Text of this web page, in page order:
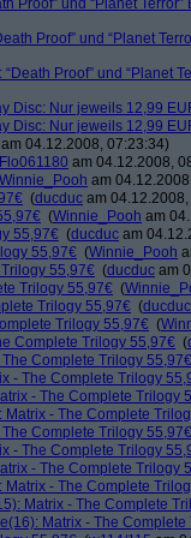
Proof” und “Planet
Proof” und “Planet
“Death Proof” und “Planet
Disc: Nur jeweils 12,99
Disc: Nur jeweils 12,99
am 04.12.2008, 07:23:34)
Flo061180 am 04.12.2008,
Winnie_Pooh am
(ducduc am
(Winnie_Pooh am
55,97€ (ducduc am
55,97€ (Winnie_Pooh
55,97€ (ducduc am
Trilogy 55,97€ (
Trilogy 55,97€ (ducduc
Trilogy 55,97€ (
Complete Trilogy 55,97€ (
The Complete Trilogy
- The Complete Trilogy
- The Complete Trilogy
Matrix - The Complete
The Complete Trilogy
- The Complete Trilogy
- The Complete Trilogy
Matrix - The Complete
Matrix - The Complete
Matrix - The